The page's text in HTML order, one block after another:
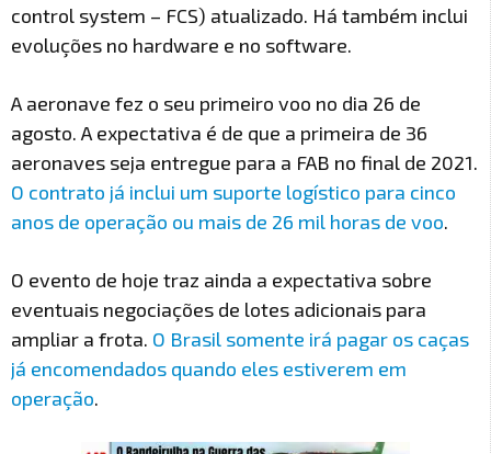
control system – FCS) atualizado. Há também inclui
evoluções no hardware e no software.
A aeronave fez o seu primeiro voo no dia 26 de
agosto. A expectativa é de que a primeira de 36
aeronaves seja entregue para a FAB no final de 2021.
O contrato já inclui um suporte logístico para cinco
anos de operação ou mais de 26 mil horas de voo.
O evento de hoje traz ainda a expectativa sobre
eventuais negociações de lotes adicionais para
ampliar a frota. O Brasil somente irá pagar os caças
já encomendados quando eles estiverem em
operação.